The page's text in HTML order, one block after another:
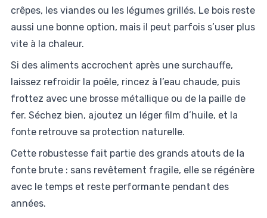
crêpes, les viandes ou les légumes grillés. Le bois reste
aussi une bonne option, mais il peut parfois s’user plus
vite à la chaleur.
Si des aliments accrochent après une surchauffe,
laissez refroidir la poêle, rincez à l’eau chaude, puis
frottez avec une brosse métallique ou de la paille de
fer. Séchez bien, ajoutez un léger film d’huile, et la
fonte retrouve sa protection naturelle.
Cette robustesse fait partie des grands atouts de la
fonte brute : sans revêtement fragile, elle se régénère
avec le temps et reste performante pendant des
années.